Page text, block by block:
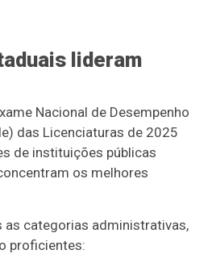
lideram
Nacional de Desempenho
das Licenciaturas de 2025
de instituições públicas
os melhores
as categorias administrativas,
proficientes: